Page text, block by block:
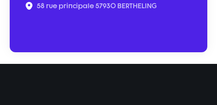
58 rue principale 57930 BERTHELING